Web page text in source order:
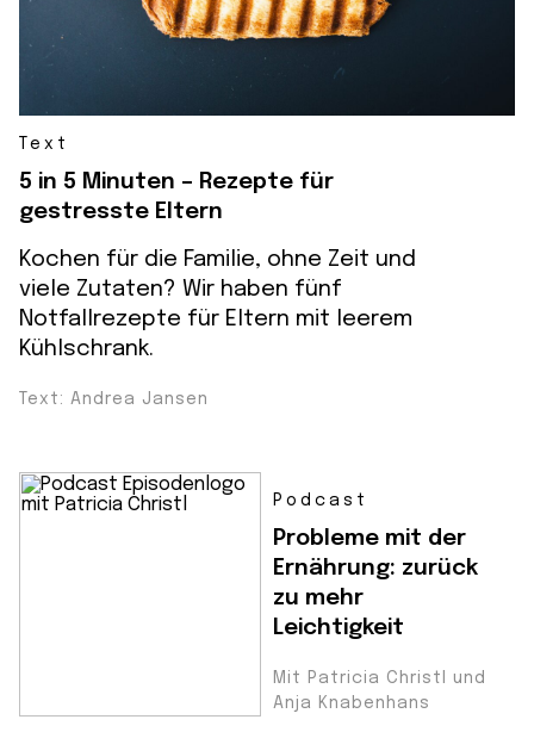
Text
5 in 5 Minuten – Rezepte für
gestresste Eltern
Kochen für die Familie, ohne Zeit und
viele Zutaten? Wir haben fünf
Notfallrezepte für Eltern mit leerem
Kühlschrank.
Text: Andrea Jansen
Podcast
Probleme mit der
Ernährung: zurück
zu mehr
Leichtigkeit
Mit Patricia Christl und
Anja Knabenhans